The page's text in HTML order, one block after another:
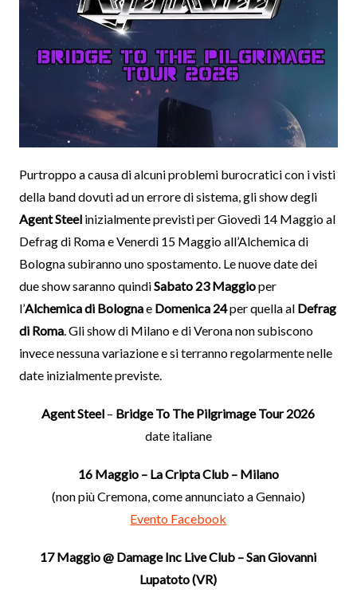
Purtroppo a causa di alcuni problemi burocratici con i visti
della band dovuti ad un errore di sistema, gli show degli
Agent Steelinizialmente previsti per Giovedì 14 Maggio al
Defrag di Roma e Venerdì 15 Maggio all’Alchemica di
Bologna subiranno uno spostamento. Le nuove date dei
due show saranno quindiSabato 23 Maggioper
l’Alchemica di Bolognae Domenica 24per quella al Defrag
di Roma. Gli show di Milano e di Verona non subiscono
invece nessuna variazione e si terranno regolarmente nelle
date inizialmente previste.
Agent Steel – Bridge To The Pilgrimage Tour 2026
date italiane
16 Maggio – La Cripta Club – Milano
(non più Cremona, come annunciato a Gennaio)
Evento Facebook
17 Maggio @ Damage Inc Live Club – San Giovanni
Lupatoto (VR)